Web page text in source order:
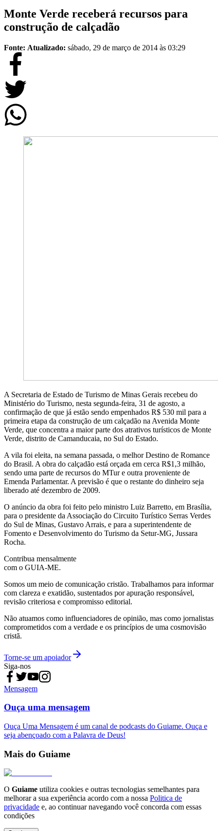
Monte Verde receberá recursos para
construção de calçadão
Fonte: Atualizado: sábado, 29 de março de 2014 às 03:29
A Secretaria de Estado de Turismo de Minas Gerais recebeu do
Ministério do Turismo, nesta segunda-feira, 31 de agosto, a
confirmação de que já estão sendo empenhados R$ 530 mil para a
primeira etapa da construção de um calçadão na Avenida Monte
Verde, que concentra a maior parte dos atrativos turísticos de Monte
Verde, distrito de Camanducaia, no Sul do Estado.
A vila foi eleita, na semana passada, o melhor Destino de Romance
do Brasil. A obra do calçadão está orçada em cerca R$1,3 milhão,
sendo uma parte de recursos do MTur e outra proveniente de
Emenda Parlamentar. A previsão é que o restante do dinheiro seja
liberado até dezembro de 2009.
O anúncio da obra foi feito pelo ministro Luiz Barretto, em Brasília,
para o presidente da Associação do Circuito Turístico Serras Verdes
do Sul de Minas, Gustavo Arrais, e para a superintendente de
Fomento e Desenvolvimento do Turismo da Setur-MG, Jussara
Rocha.
Contribua mensalmente
com o GUIA-ME.
Somos um meio de comunicação cristão. Trabalhamos para informar
com clareza e exatidão, sustentados por apuração responsável,
revisão criteriosa e compromisso editorial.
Não atuamos como influenciadores de opinião, mas como jornalistas
comprometidos com a verdade e os princípios de uma cosmovisão
cristã.
Torne-se um apoiador
Siga-nos
Mensagem
Ouça uma mensagem
Ouça Uma Mensagem é um canal de podcasts do Guiame. Ouça e
seja abençoado com a Palavra de Deus!
Mais do Guiame
O Guiame utiliza cookies e outras tecnologias semelhantes para
melhorar a sua experiência acordo com a nossa Politica de
privacidade e, ao continuar navegando você concorda com essas
condições